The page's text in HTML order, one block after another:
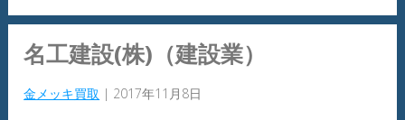
名工建設(株)（建設業）
金メッキ買取 | 2017年11月8日